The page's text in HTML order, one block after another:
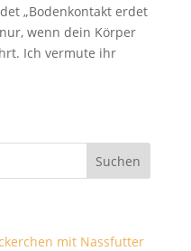
„Bodenkontakt erdet
wenn dein Körper
Ich vermute ihr
mit Nassfutter